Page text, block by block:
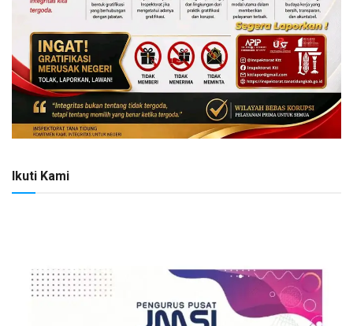
Ikuti Kami